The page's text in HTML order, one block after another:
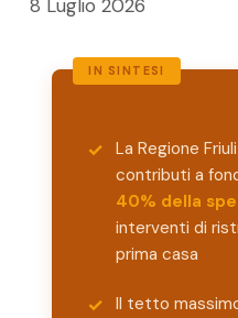
8 Luglio 2026
La Regione
contributi a
40% della
interventi di
prima casa
Il tetto